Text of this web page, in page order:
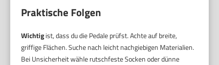
Praktische Folgen
Wichtigist, dass du die Pedale prüfst. Achte auf breite,
griffige Flächen. Suche nach leicht nachgiebigen Materialien.
Bei Unsicherheit wähle rutschfeste Socken oder dünne